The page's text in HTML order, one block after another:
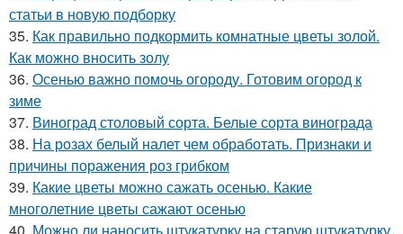
статьи в новую подборку
35. Как правильно подкормить комнатные цветы золой.
Как можно вносить золу
36. Осенью важно помочь огороду. Готовим огород к
зиме
37. Виноград столовый сорта. Белые сорта винограда
38. На розах белый налет чем обработать. Признаки и
причины поражения роз грибком
39. Какие цветы можно сажать осенью. Какие
многолетние цветы сажают осенью